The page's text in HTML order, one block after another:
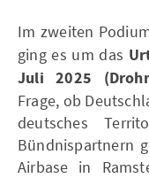
Im zweiten
ging es um das
Juli 2025
Frage, ob
deutsches
Bündnispartnern
Airbase in